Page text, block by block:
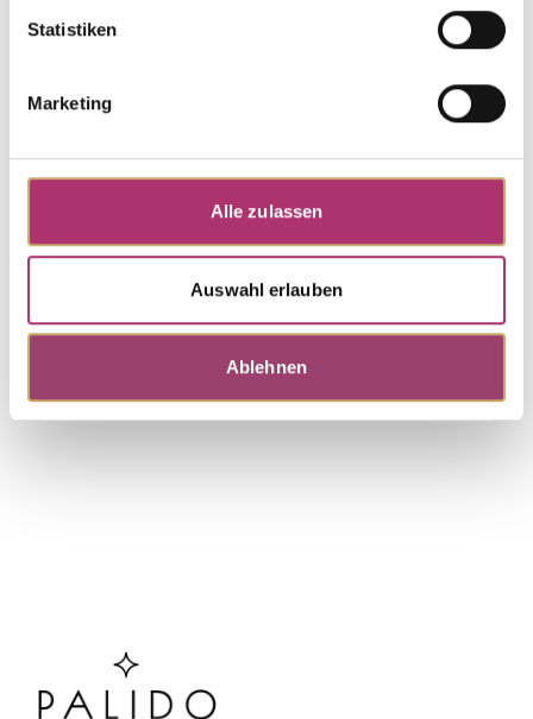
Statistiken
Marketing
Alle zulassen
Auswahl erlauben
Ablehnen
Stud Earrings · K11634R
White Cubic Zirconia
Necklace · K11632G
Discover more pieces.